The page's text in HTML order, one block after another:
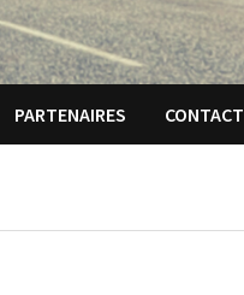
PARTENAIRES CONTACT